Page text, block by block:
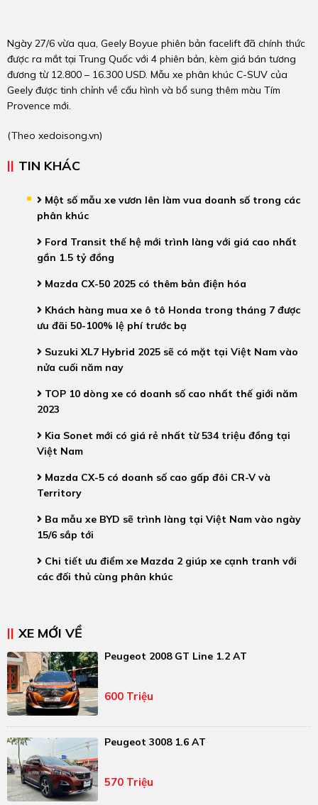
Ngày 27/6 vừa qua, Geely Boyue phiên bản facelift đã chính thức
được ra mắt tại Trung Quốc với 4 phiên bản, kèm giá bán tương
đương từ 12.800 – 16.300 USD. Mẫu xe phân khúc C-SUV của
Geely được tinh chỉnh về cấu hình và bổ sung thêm màu Tím
Provence mới.
(Theo xedoisong.vn)
TIN KHÁC
Một số mẫu xe vươn lên làm vua doanh số trong các
phân khúc
Ford Transit thế hệ mới trình làng với giá cao nhất
gần 1.5 tỷ đồng
Mazda CX-50 2025 có thêm bản điện hóa
Khách hàng mua xe ô tô Honda trong tháng 7 được
ưu đãi 50-100% lệ phí trước bạ
Suzuki XL7 Hybrid 2025 sẽ có mặt tại Việt Nam vào
nửa cuối năm nay
TOP 10 dòng xe có doanh số cao nhất thế giới năm
2023
Kia Sonet mới có giá rẻ nhất từ 534 triệu đồng tại
Việt Nam
Mazda CX-5 có doanh số cao gấp đôi CR-V và
Territory
Ba mẫu xe BYD sẽ trình làng tại Việt Nam vào ngày
15/6 sắp tới
Chi tiết ưu điểm xe Mazda 2 giúp xe cạnh tranh với
các đối thủ cùng phân khúc
XE MỚI VỀ
Peugeot 2008 GT Line 1.2 AT
600 Triệu
Peugeot 3008 1.6 AT
570 Triệu